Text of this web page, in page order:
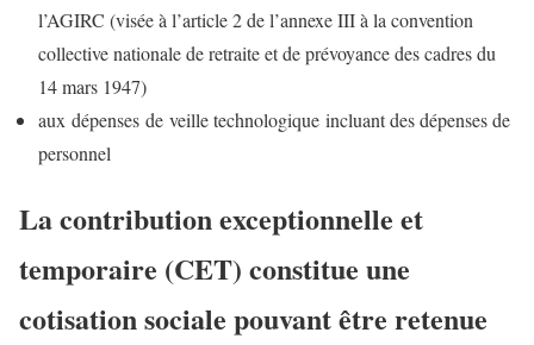
l’AGIRC (visée à l’article 2 de l’annexe III à la convention
collective nationale de retraite et de prévoyance des cadres du
14 mars 1947)
aux dépenses de veille technologique incluant des dépenses de
personnel
La contribution exceptionnelle et
temporaire (CET) constitue une
cotisation sociale pouvant être retenue